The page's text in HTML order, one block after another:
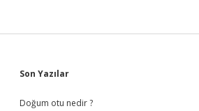
Sidebar
Son Yazılar
Doğum otu nedir ?